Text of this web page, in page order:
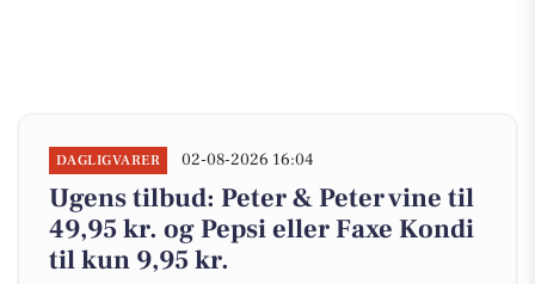
DAGLIGVARER 02-08-2026 16:04
Ugens tilbud: Peter & Peter vine til
49,95 kr. og Pepsi eller Faxe Kondi
til kun 9,95 kr.